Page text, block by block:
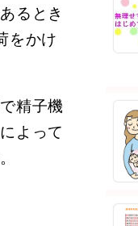
るとき
をかけ
精子機
よって